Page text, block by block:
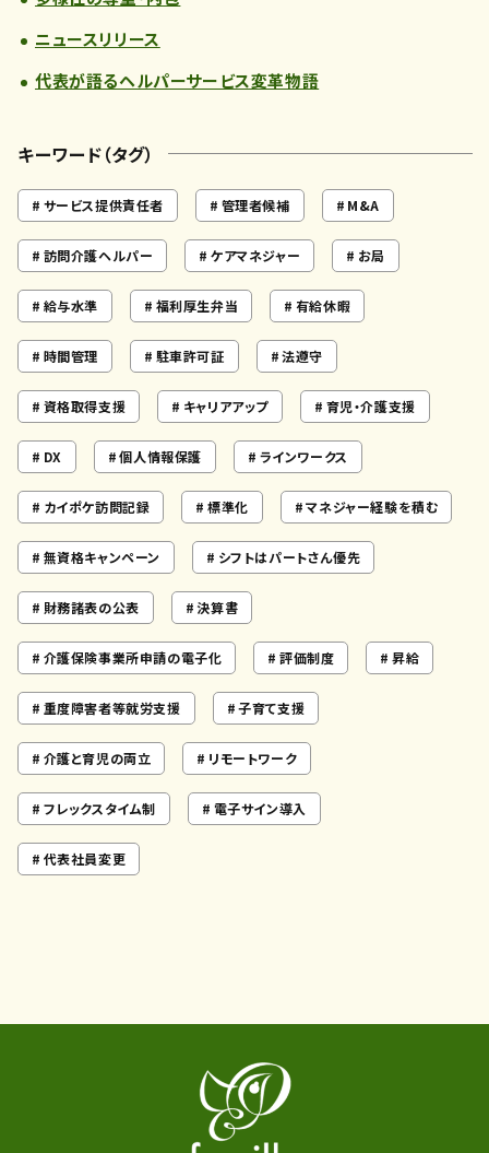
ニュースリリース
代表が語るヘルパーサービス変革物語
キーワード（タグ）
サービス提供責任者 管理者候補 M&A
訪問介護ヘルパー ケアマネジャー お局
給与水準 福利厚生弁当 有給休暇
時間管理 駐車許可証 法遵守
資格取得支援 キャリアアップ 育児・介護支援
DX 個人情報保護 ラインワークス
カイポケ訪問記録 標準化 マネジャー経験を積む
無資格キャンペーン シフトはパートさん優先
財務諸表の公表 決算書
介護保険事業所申請の電子化 評価制度 昇給
重度障害者等就労支援 子育て支援
介護と育児の両立 リモートワーク
フレックスタイム制 電子サイン導入
代表社員変更